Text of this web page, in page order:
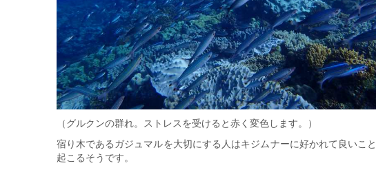
（グルクンの群れ。ストレスを受けると赤く変色します。）
宿り木であるガジュマルを大切にする人はキジムナーに好かれて良いこ
起こるそうです。